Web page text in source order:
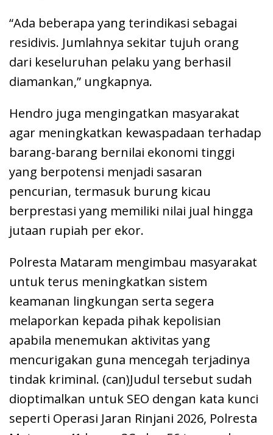
“Ada beberapa yang terindikasi sebagai
residivis. Jumlahnya sekitar tujuh orang
dari keseluruhan pelaku yang berhasil
diamankan,” ungkapnya.
Hendro juga mengingatkan masyarakat
agar meningkatkan kewaspadaan terhadap
barang-barang bernilai ekonomi tinggi
yang berpotensi menjadi sasaran
pencurian, termasuk burung kicau
berprestasi yang memiliki nilai jual hingga
jutaan rupiah per ekor.
Polresta Mataram mengimbau masyarakat
untuk terus meningkatkan sistem
keamanan lingkungan serta segera
melaporkan kepada pihak kepolisian
apabila menemukan aktivitas yang
mencurigakan guna mencegah terjadinya
tindak kriminal. (can)Judul tersebut sudah
dioptimalkan untuk SEO dengan kata kunci
seperti Operasi Jaran Rinjani 2026, Polresta